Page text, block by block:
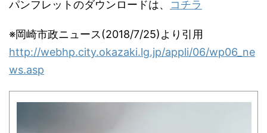
パンフレットのダウンロードは、 コチラ
※岡崎市政ニュース(2018/7/25)より引用
http://webhp.city.okazaki.lg.jp/appli/06/wp06_ne
ws.asp